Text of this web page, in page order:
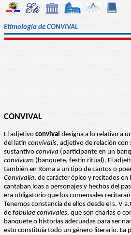
Etimología de CONVIVAL
CONVIVAL
El adjetivo convival designa a lo relativo a
del latín convivalis, adjetivo de relación
sustantivo conviva (participante en un
convivium (banquete, festín ritual). El
también en Roma a un tipo de cantos o
Convivalia, de carácter épico y recitados
cantaban loas a personajes y hechos del
era obligatorio que los comensales
Tenemos constancia de ellos desde el s. V
de fabulae convivales, que son charlas o
banquete o historias adecuadas para ser
esto constituía todo un género literario. La